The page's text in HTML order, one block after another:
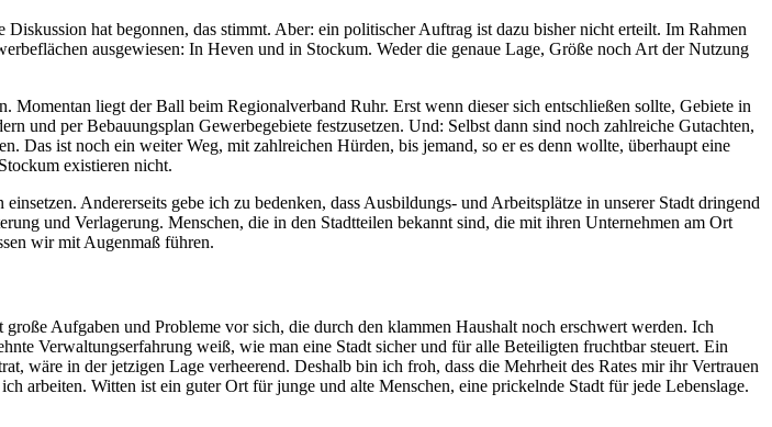
hat begonnen, das stimmt. Aber: ein politischer Auftrag ist dazu bisher nicht erteilt. Im Rahmen
ausgewiesen: In Heven und in Stockum. Weder die genaue Lage, Größe noch Art der Nutzung
Momentan liegt der Ball beim Regionalverband Ruhr. Erst wenn dieser sich entschließen sollte, Gebiete in
und per Bebauungsplan Gewerbegebiete festzusetzen. Und: Selbst dann sind noch zahlreiche Gutachten,
Das ist noch ein weiter Weg, mit zahlreichen Hürden, bis jemand, so er es denn wollte, überhaupt eine
existieren nicht.
Andererseits gebe ich zu bedenken, dass Ausbildungs- und Arbeitsplätze in unserer Stadt dringend
und Verlagerung. Menschen, die in den Stadtteilen bekannt sind, die mit ihren Unternehmen am Ort
wir mit Augenmaß führen.
Aufgaben und Probleme vor sich, die durch den klammen Haushalt noch erschwert werden. Ich
Verwaltungserfahrung weiß, wie man eine Stadt sicher und für alle Beteiligten fruchtbar steuert. Ein
wäre in der jetzigen Lage verheerend. Deshalb bin ich froh, dass die Mehrheit des Rates mir ihr Vertrauen
arbeiten. Witten ist ein guter Ort für junge und alte Menschen, eine prickelnde Stadt für jede Lebenslage.